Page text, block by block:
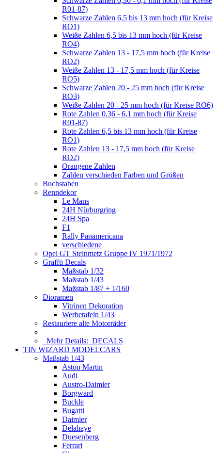
R01-87)
Schwarze Zahlen 6,5 bis 13 mm hoch (für Kreise
RO1)
Weiße Zahlen 6,5 bis 13 mm hoch (für Kreise
RO4)
Schwarze Zahlen 13 - 17,5 mm hoch (für Kreise
RO2)
Weiße Zahlen 13 - 17,5 mm hoch (für Kreise
RO5)
Schwarze Zahlen 20 - 25 mm hoch (für Kreise
RO3)
Weiße Zahlen 20 - 25 mm hoch (für Kreise RO6)
Rote Zahlen 0,36 - 6,1 mm hoch (für Kreise
R01-87)
Rote Zahlen 6,5 bis 13 mm hoch (für Kreise
RO1)
Rote Zahlen 13 - 17,5 mm hoch (für Kreise
RO2)
Orangene Zahlen
Zahlen verschieden Farben und Größen
Buchstaben
Renndekor
Le Mans
24H Nürburgring
24H Spa
F1
Rally Panamericana
verschiedene
Opel GT Steinmetz Gruppe IV 1971/1972
Graffti Decals
Maßstab 1/32
Maßstab 1/43
Maßstab 1/87 + 1/160
Dioramen
Vitrinen Dekoration
Werbetafeln 1/43
Restauriere alte Motorräder
Mehr Details: DECALS
TIN WIZARD MODELCARS
Maßstab 1/43
Aston Martin
Audi
Austro-Daimler
Borgward
Buckle
Bugatti
Daimler
Delahaye
Duesenberg
Ferrari